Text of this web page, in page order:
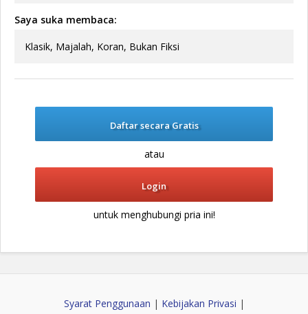
Saya suka membaca:
Klasik, Majalah, Koran, Bukan Fiksi
Daftar secara Gratis
atau
Login
untuk menghubungi pria ini!
Syarat Penggunaan | Kebijakan Privasi |